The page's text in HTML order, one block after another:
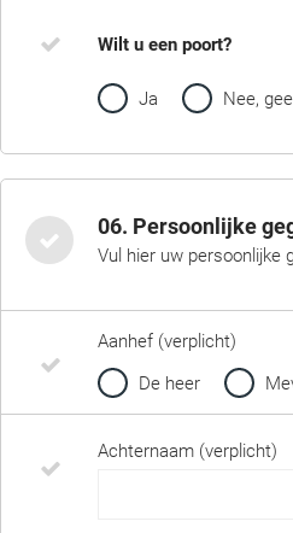
Wilt u een poort?
Ja Nee,
06. Persoonlijke
Vul hier uw persoonlijke
Aanhef (verplicht)
De heer
Achternaam (verplicht)